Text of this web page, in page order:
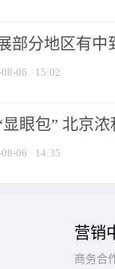
部分地区有中
06 15:02
眼包” 北京
06 14:35
营销
商务合